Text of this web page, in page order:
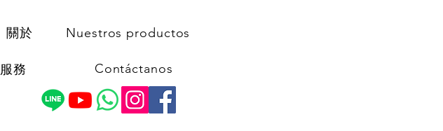
關於 Nuestros productos
服務 Contáctanos